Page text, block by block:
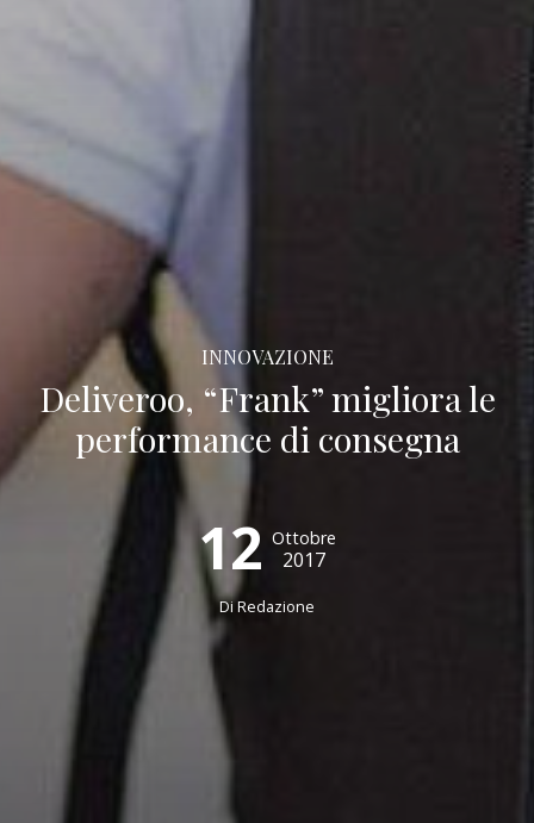
INNOVAZIONE
Deliveroo, “Frank” migliora le
performance di consegna
12 Ottobre
2017
DiRedazione